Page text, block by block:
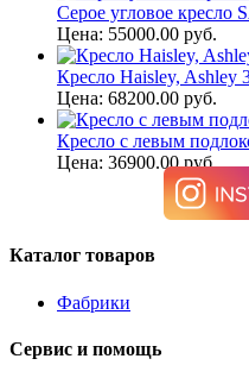
Серое угловое кресло
Цена: 55000.00 руб.
Кресло Haisley, Ashley
Цена: 68200.00 руб.
Кресло с левым
Цена: 36900.00 руб.
Каталог товаров
Фабрики
Сервис и помощь